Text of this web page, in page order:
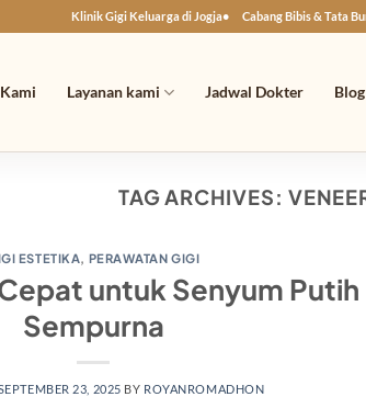
Klinik Gigi Keluarga di Jogja Cabang Bibis & Tata
Layanan kami Jadwal Dokter
TAG ARCHIVES:
ESTETIKA, PERAWATAN GIGI
untuk Senyum Putih
Sempurna
23, 2025 BY ROYANROMADHON